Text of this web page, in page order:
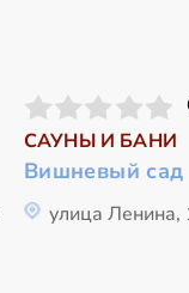
САУНЫ И БАНИ
Вишневый сад
улица Ленина,